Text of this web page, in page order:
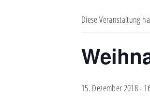
Diese Veranstaltung
15. Dezember 2018-